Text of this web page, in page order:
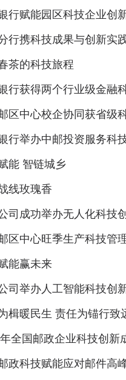
行赋能园区科技企业创
行携科技成果与创新实
茶的科技旅程
行获得两个行业级金融
区中心校企协同获省级
行举办中邮投资服务科
能 智链城乡
线玫瑰香
司成功举办无人化科技
区中心旺季生产科技管
能赢未来
司举办人工智能科技创
楫暖民生 责任为锚行致
全国邮政企业科技创新
政科技赋能应对邮件高